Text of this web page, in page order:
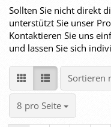
Sollten Sie nicht direkt
unterstützt Sie unser
Kontaktieren Sie uns
und lassen Sie sich
Sortieren
Sortieren
8 pro Seite
pro Seite